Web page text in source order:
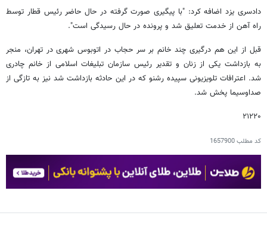
دادسری یزد اضافه کرد: "با پیگیری صورت گرفته در حال حاضر رئیس قطار توسط
راه آهن از خدمت تعلیق شد و پرونده در حال رسیدگی است".
قبل از این هم درگیری چند خانم بر سر حجاب در اتوبوس شهری در تهران، منجر
به بازداشت یکی از زنان و تقدیر رئیس سازمان تبلیغات اسلامی از خانم چادری
شد. اعترافات تلویزیونی سپیده رشنو که در این حادثه بازداشت شد نیز به تازگی از
صداوسیما پخش شد.
۲۱۲۲۰
کد مطلب1657900